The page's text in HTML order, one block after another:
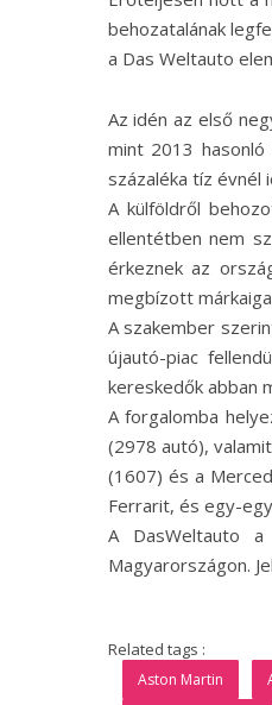
behozatalának
a Das Weltauto
Az idén az első
mint 2013
százaléka tíz évnél
A külföldről
ellentétben nem
érkeznek az
megbízott
A szakember
újautó-piac
kereskedők abban
A forgalomba
(2978 autó),
(1607) és a
Ferrarit, és egy-
A DasWeltauto a
Magyarországon.
Related tags :
Aston Martin